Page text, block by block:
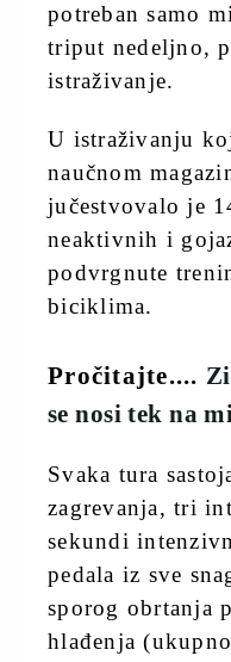
potreban samo
triput nedeljno,
istraživanje.
U istraživanju
naučnom
jučestvovalo je
neaktivnih i
podvrgnute
biciklima.
Pročitajte....
se nosi tek na
Svaka tura
zagrevanja, tri
sekundi
pedala iz sve
sporog obrtanja
hlađenja